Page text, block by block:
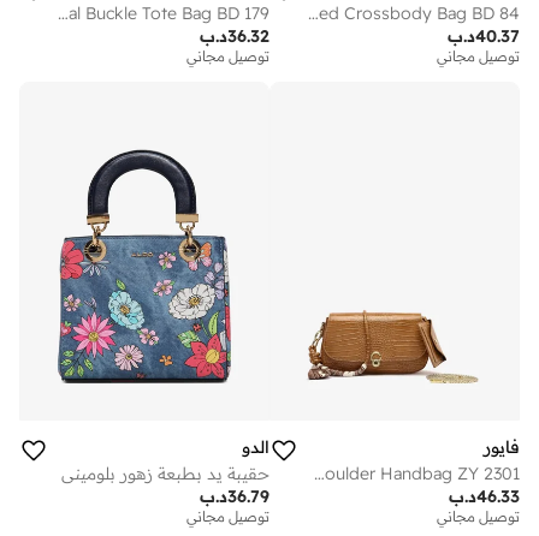
Mini Quilted Crossbody Bag BD 84
د.ب40.37
توصيل مجاني
Minimal Buckle Tote Bag BD 179
د.ب36.32
توصيل مجاني
فايور
Mini Shoulder Handbag ZY 2301
د.ب46.33
توصيل مجاني
الدو
حقيبة يد بطبعة زهور بلوميني
د.ب36.79
توصيل مجاني